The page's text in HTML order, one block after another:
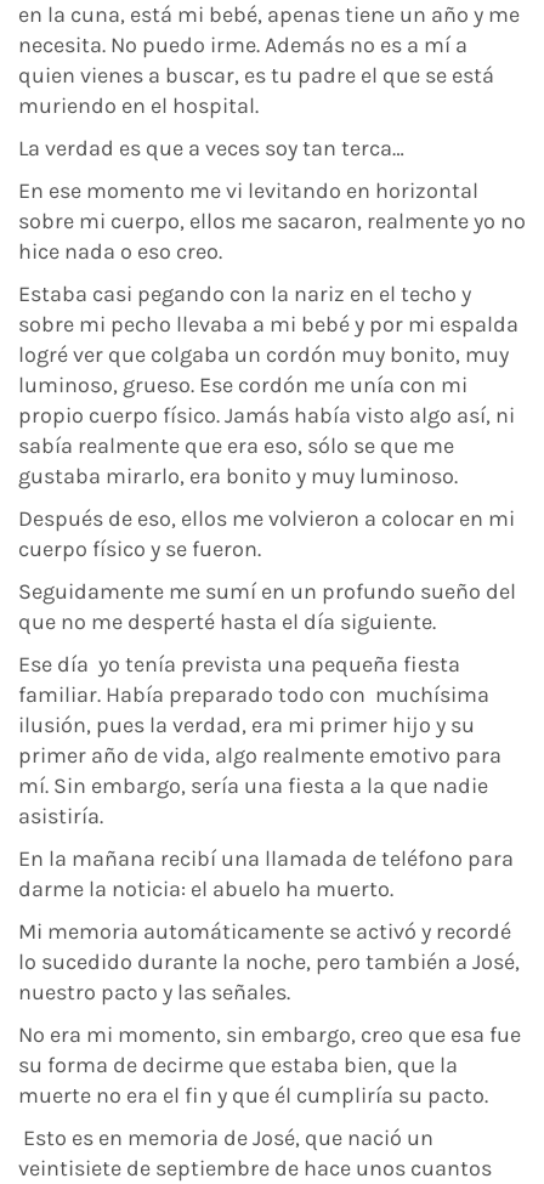
en la cuna, está mi bebé, apenas tiene un año y me
necesita. No puedo irme. Además no es a mí a
quien vienes a buscar, es tu padre el que se está
muriendo en el hospital.
La verdad es que a veces soy tan terca…
En ese momento me vi levitando en horizontal
sobre mi cuerpo, ellos me sacaron, realmente yo no
hice nada o eso creo.
Estaba casi pegando con la nariz en el techo y
sobre mi pecho llevaba a mi bebé y por mi espalda
logré ver que colgaba un cordón muy bonito, muy
luminoso, grueso. Ese cordón me unía con mi
propio cuerpo físico. Jamás había visto algo así, ni
sabía realmente que era eso, sólo se que me
gustaba mirarlo, era bonito y muy luminoso.
Después de eso, ellos me volvieron a colocar en mi
cuerpo físico y se fueron.
Seguidamente me sumí en un profundo sueño del
que no me desperté hasta el día siguiente.
Ese día yo tenía prevista una pequeña fiesta
familiar. Había preparado todo con muchísima
ilusión, pues la verdad, era mi primer hijo y su
primer año de vida, algo realmente emotivo para
mí. Sin embargo, sería una fiesta a la que nadie
asistiría.
En la mañana recibí una llamada de teléfono para
darme la noticia: el abuelo ha muerto.
Mi memoria automáticamente se activó y recordé
lo sucedido durante la noche, pero también a José,
nuestro pacto y las señales.
No era mi momento, sin embargo, creo que esa fue
su forma de decirme que estaba bien, que la
muerte no era el fin y que él cumpliría su pacto.
Esto es en memoria de José, que nació un
veintisiete de septiembre de hace unos cuantos